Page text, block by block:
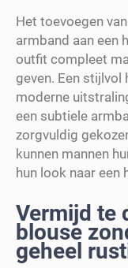
Het toevoegen
armband aan een
outfit compleet
geven. Een stijlvol
moderne
een subtiele
zorgvuldig
kunnen mannen
hun look naar een
Vermijd te
blouse
geheel